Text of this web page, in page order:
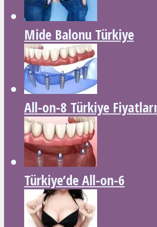
Mide Balonu Türkiye
All-on-8 Türkiye Fiyatları
Türkiye’de All-on-6